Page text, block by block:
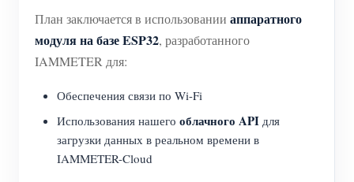
План заключается в использовании аппаратного
модуля на базе ESP32, разработанного
IAMMETER для:
Обеспечения связи по Wi-Fi
Использования нашего облачного API для
загрузки данных в реальном времени в
IAMMETER-Cloud